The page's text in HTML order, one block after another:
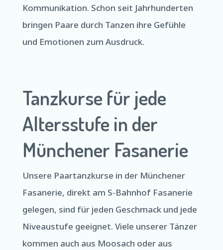
Kommunikation. Schon seit Jahrhunderten
bringen Paare durch Tanzen ihre Gefühle
und Emotionen zum Ausdruck.
Tanzkurse für jede
Altersstufe in der
Münchener Fasanerie
Unsere Paartanzkurse in der Münchener
Fasanerie, direkt am S-Bahnhof Fasanerie
gelegen, sind für jeden Geschmack und jede
Niveaustufe geeignet. Viele unserer Tänzer
kommen auch aus Moosach oder aus